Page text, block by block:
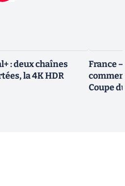
: deux chaînes
la 4K HDR
France
Coupe